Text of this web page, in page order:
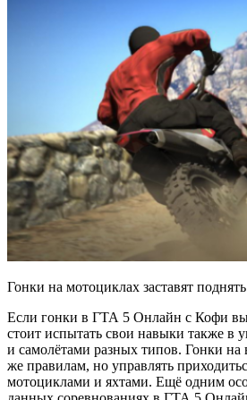
Гонки на мотоциклах заставят
Если гонки в ГТА 5 Онлайн с Кофи
стоит испытать свои навыки также в
и самолётами разных типов. Гонки на
же правилам, но управлять
мотоциклами и яхтами. Ещё одним